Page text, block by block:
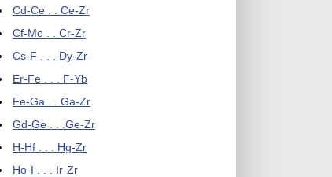
Cd-Ce . . Ce-Zr
Cf-Mo . . Cr-Zr
Cs-F . . . Dy-Zr
Er-Fe . . . F-Yb
Fe-Ga . . Ga-Zr
Gd-Ge . . .Ge-Zr
H-Hf . . . Hg-Zr
Ho-I . . . Ir-Zr